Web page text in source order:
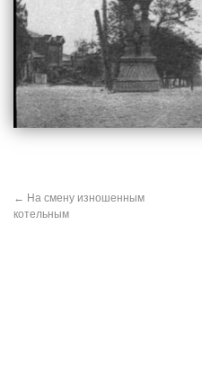
← На смену изношенным
котельным